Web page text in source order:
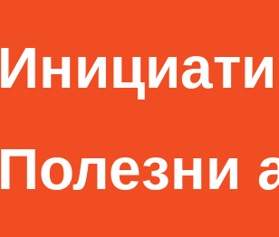
Полезни